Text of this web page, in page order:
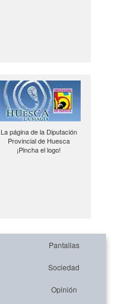
La página de la Diputación
Provincial de Huesca
¡Pincha el logo!
Pantallas
Sociedad
Opinión